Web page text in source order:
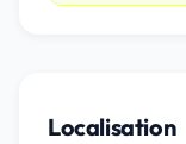
Localisation